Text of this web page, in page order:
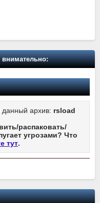
внимательно:
данный архив: rsload
распаковать/
угрозами? Что
тут.